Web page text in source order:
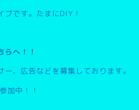
ブです。たまにDIY！
らへ！！
、広告などを募集しております。
加中！！